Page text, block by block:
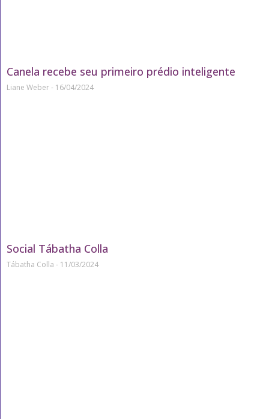
Canela recebe seu primeiro prédio inteligente
Liane Weber 16/04/2024
Social Tábatha Colla
Tábatha Colla 11/03/2024